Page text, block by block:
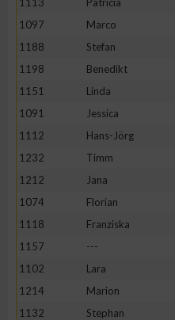
1097
Marco
1188
Stefan
1198
Benedikt
1151
Linda
1091
Jessica
1112
Hans-Jörg
1232
Timm
1212
Jana
1074
Florian
1118
Franziska
1157
---
1102
Lara
1214
Marion
1132
Stephan
Erstellung von Profilen zur
Messung der Werbeleistung
Messung der Performance
Analyse von Zielgruppen
Entwicklung und